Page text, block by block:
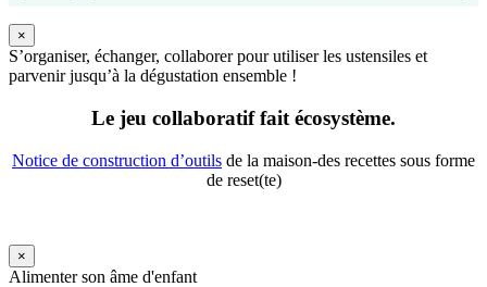
×
S’organiser, échanger, collaborer pour utiliser les ustensiles et
parvenir jusqu’à la dégustation ensemble !
Le jeu collaboratif fait écosystème.
Notice de construction d’outils de la maison-des recettes sous forme
de reset(te)
×
Alimenter son âme d'enfant